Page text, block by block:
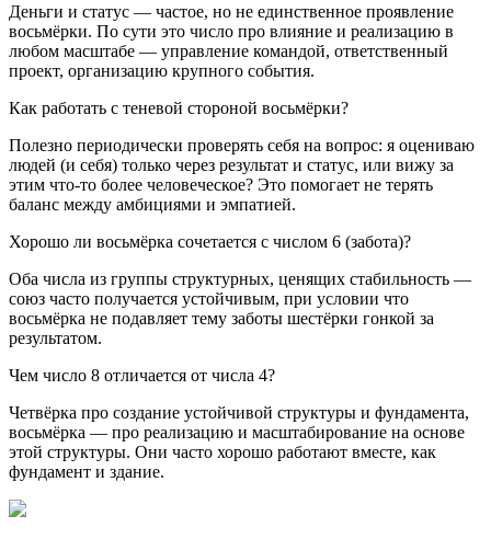
Деньги и статус — частое, но не единственное проявление
восьмёрки. По сути это число про влияние и реализацию в
любом масштабе — управление командой, ответственный
проект, организацию крупного события.
Как работать с теневой стороной восьмёрки?
Полезно периодически проверять себя на вопрос: я оцениваю
людей (и себя) только через результат и статус, или вижу за
этим что-то более человеческое? Это помогает не терять
баланс между амбициями и эмпатией.
Хорошо ли восьмёрка сочетается с числом 6 (забота)?
Оба числа из группы структурных, ценящих стабильность —
союз часто получается устойчивым, при условии что
восьмёрка не подавляет тему заботы шестёрки гонкой за
результатом.
Чем число 8 отличается от числа 4?
Четвёрка про создание устойчивой структуры и фундамента,
восьмёрка — про реализацию и масштабирование на основе
этой структуры. Они часто хорошо работают вместе, как
фундамент и здание.